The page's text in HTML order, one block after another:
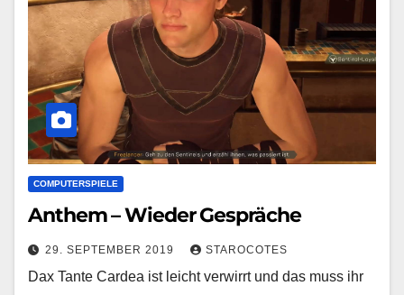
COMPUTERSPIELE
Anthem – Wieder Gespräche
29. SEPTEMBER 2019 STAROCOTES
Dax Tante Cardea ist leicht verwirrt und das muss ihr